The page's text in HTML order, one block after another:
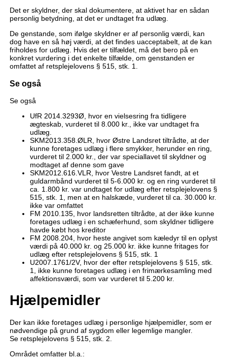
Det er skyldner, der skal dokumentere, at aktivet har en sådan
personlig betydning, at det er undtaget fra udlæg.
De genstande, som ifølge skyldner er af personlig værdi, kan
dog have en så høj værdi, at det findes uacceptabelt, at de kan
friholdes for udlæg. Hvis det er tilfældet, må det bero på en
konkret vurdering i det enkelte tilfælde, om genstanden er
omfattet af retsplejelovens § 515, stk. 1.
Se også
Se også
UfR 2014.3293Ø, hvor en vielsesring fra tidligere
ægteskab, vurderet til 8.000 kr., ikke var undtaget fra
udlæg.
SKM2013.358.ØLR, hvor Østre Landsret tiltrådte, at der
kunne foretages udlæg i flere smykker, herunder en ring,
vurderet til 2.000 kr., der var speciallavet til skyldner og
modtaget af denne som gave
SKM2012.616.VLR, hvor Vestre Landsret fandt, at et
guldarmbånd vurderet til 5-6.000 kr. og en ring vurderet til
ca. 1.800 kr. var undtaget for udlæg efter retsplejelovens §
515, stk. 1, men at en halskæde, vurderet til ca. 30.000 kr.
ikke var omfattet
FM 2010.135, hvor landsretten tiltrådte, at der ikke kunne
foretages udlæg i en schæferhund, som skyldner tidligere
havde købt hos kreditor
FM 2008.204, hvor heste angivet som kæledyr til en oplyst
værdi på 40.000 kr. og 25.000 kr. ikke kunne fritages for
udlæg efter retsplejelovens § 515, stk. 1
U2007.1761/2V, hvor der efter retsplejelovens § 515, stk.
1, ikke kunne foretages udlæg i en frimærkesamling med
affektionsværdi, som var vurderet til 5.200 kr.
Hjælpemidler
Der kan ikke foretages udlæg i personlige hjælpemidler, som er
nødvendige på grund af sygdom eller legemlige mangler.
Se retsplejelovens § 515, stk. 2.
Området omfatter bl.a.: